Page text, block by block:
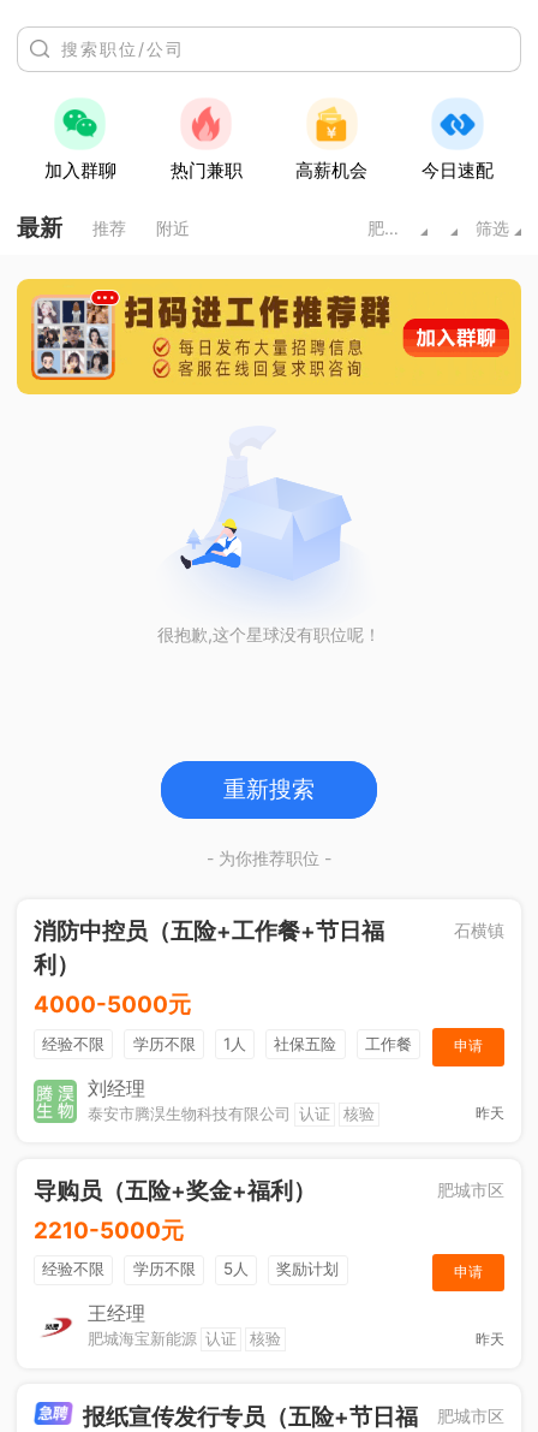
加入群聊 热门兼职 高薪机会 今日速配
最新 推荐 附近 肥城市 筛选
很抱歉,这个星球没有职位呢！
重新搜索
- 为你推荐职位 -
消防中控员（五险+工作餐+节日福
利）
石横镇
4000-5000元
经验不限 学历不限 1人 社保五险
工作餐
节日福利
申请
刘经理
泰安市腾淏生物科技有限公司 认证 核验 昨天
导购员（五险+奖金+福利） 肥城市区
2210-5000元
经验不限 学历不限 5人
奖励计划
销售奖金
社保五险
申请
王经理
肥城海宝新能源 认证 核验 昨天
报纸宣传发行专员（五险+节日福
肥城市区